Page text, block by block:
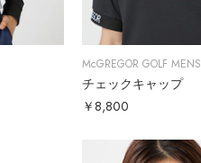
McGREGOR GOLF MENS
チェックキャップ
￥8,800